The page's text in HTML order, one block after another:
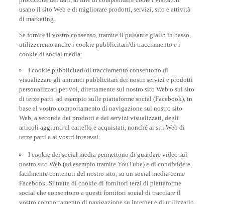
usano il sito Web e di migliorare prodotti, servizi, sito e attività
di marketing.
utilizzeremo anche i cookie pubblicitari/di tracciamento e i
cookie di social media:
visualizzare gli annunci pubblicitari dei nostri servizi e prodotti
personalizzati per voi, direttamente sul nostro sito Web o sul sito
di terze parti, ad esempio sulle piattaforme social (Facebook), in
base al vostro comportamento di navigazione sul nostro sito
Web, a seconda dei prodotti e dei servizi visualizzati, degli
articoli aggiunti al carrello e acquistati, nonché ai siti Web di
terze parti e ai vostri interessi.
nostro sito Web (ad esempio tramite YouTube) e di condividere
facilmente contenuti del nostro sito, su un social media come
Facebook. Si tratta di cookie di fornitori terzi di piattaforme
social che consentono a questi fornitori social di tracciare il
vostro comportamento di navigazione su Internet e di utilizzarlo